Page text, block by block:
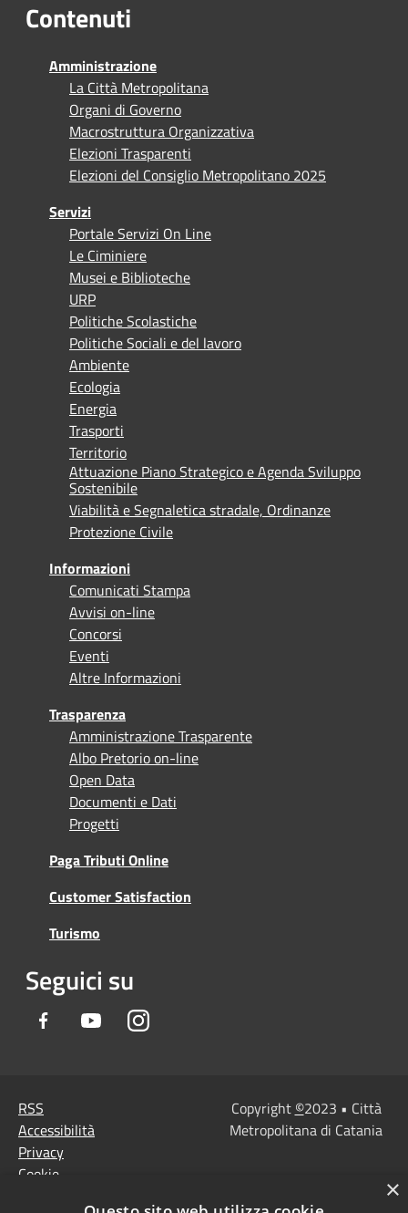
Contenuti
Amministrazione
La Città Metropolitana
Organi di Governo
Macrostruttura Organizzativa
Elezioni Trasparenti
Elezioni del Consiglio Metropolitano 2025
Servizi
Portale Servizi On Line
Le Ciminiere
Musei e Biblioteche
URP
Politiche Scolastiche
Politiche Sociali e del lavoro
Ambiente
Ecologia
Energia
Trasporti
Territorio
Attuazione Piano Strategico e Agenda Sviluppo
Sostenibile
Viabilità e Segnaletica stradale, Ordinanze
Protezione Civile
Informazioni
Comunicati Stampa
Avvisi on-line
Concorsi
Eventi
Altre Informazioni
Trasparenza
Amministrazione Trasparente
Albo Pretorio on-line
Open Data
Documenti e Dati
Progetti
Paga Tributi Online
Customer Satisfaction
Turismo
Seguici su
Facebook YoutubeInstagram
RSS
Accessibilità
Privacy
Cookie
Copyright ©2023 • Città
Metropolitana di Catania
×